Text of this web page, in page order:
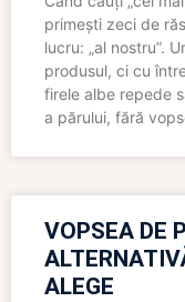
primești zeci de
lucru: „al nostru”.
produsul, ci cu
firele albe repede
a părului, fără
VOPSEA DE
ALEGE